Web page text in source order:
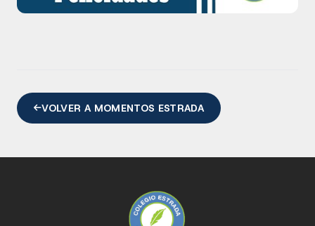
VOLVER A MOMENTOS ESTRADA